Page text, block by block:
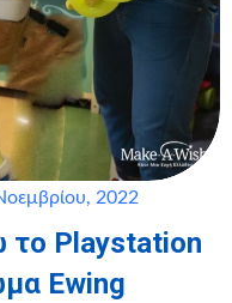
2022
το Playstation
Ewing